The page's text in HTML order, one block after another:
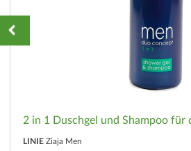
2 in 1 Duschgel und Shampoo für
LINIE Ziaja Men